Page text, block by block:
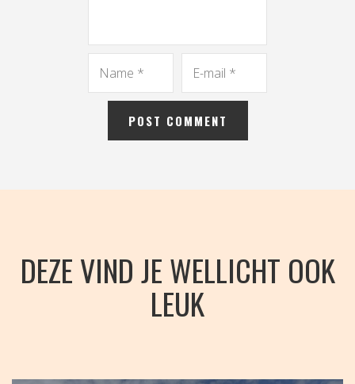
DEZE VIND JE WELLICHT OOK
LEUK